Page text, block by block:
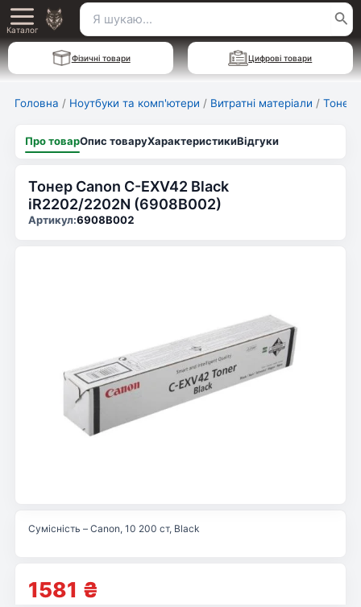
Перейти
до
вмісту
Main
Menu
Каталог
Пошук
для:
Фізичні товари Цифрові товари
Головна / Ноутбуки та комп'ютери / Витратні матеріали / Тонер
Про товарОпис товаруХарактеристикиВідгуки
Тонер Canon C-EXV42 Black
iR2202/2202N (6908B002)
Артикул:6908B002
1581 ₴
Сумісність – Canon, 10 200 ст, Black